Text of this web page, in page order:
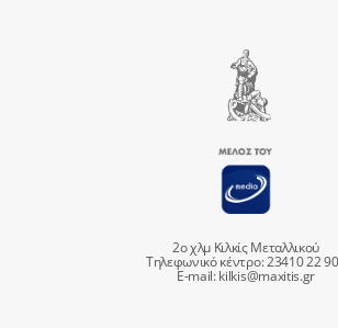
2ο χλμ Κιλκίς Μεταλλικού
Τηλεφωνικό κέντρο: 23410 22
E-mail:kilkis@maxitis.gr